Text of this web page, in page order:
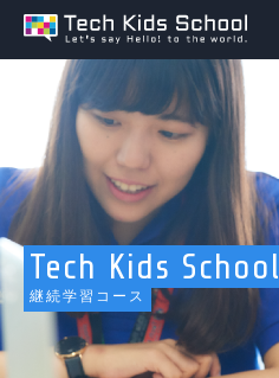
Tech Kids School
継続学習コース